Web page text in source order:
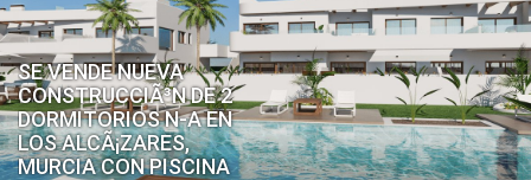
SE VENDE NUEVA
CONSTRUCCIÃ³N DE 2
DORMITORIOS N-A EN
LOS ALCÃ¡ZARES,
MURCIA CON PISCINA